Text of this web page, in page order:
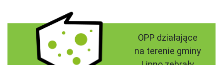
OPP działające
na terenie gminy